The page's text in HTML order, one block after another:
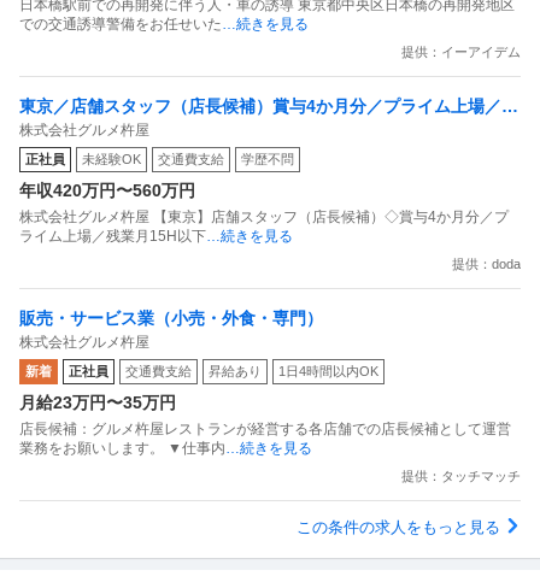
日本橋駅前での再開発に伴う人・車の誘導 東京都中央区日本橋の再開発地区
での交通誘導警備をお任せいた …続きを見る
提供：イーアイデム
東京／店舗スタッフ（店長候補）賞与4か月分／プライム上場／残
業月15H以下／新店オープン多数
株式会社グルメ杵屋
正社員 未経験OK 交通費支給 学歴不問
年収420万円〜560万円
株式会社グルメ杵屋 【東京】店舗スタッフ（店長候補）◇賞与4か月分／プ
ライム上場／残業月15H以下 …続きを見る
提供：doda
販売・サービス業（小売・外食・専門）
株式会社グルメ杵屋
新着 正社員 交通費支給 昇給あり 1日4時間以内OK
月給23万円〜35万円
店長候補：グルメ杵屋レストランが経営する各店舗での店長候補として運営
業務をお願いします。 ▼仕事内 …続きを見る
提供：タッチマッチ
この条件の求人をもっと見る